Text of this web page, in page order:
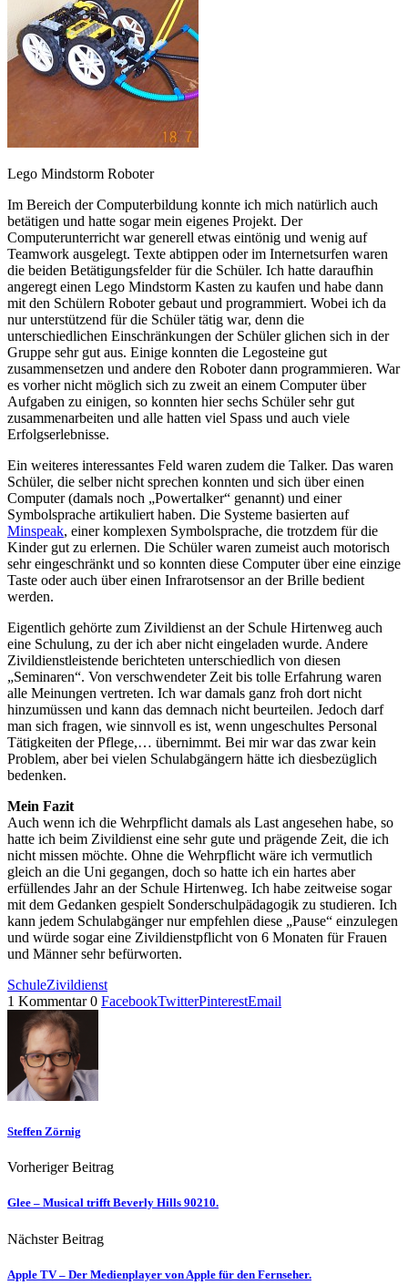
Lego Mindstorm Roboter
Im Bereich der Computerbildung konnte ich mich natürlich auch
betätigen und hatte sogar mein eigenes Projekt. Der
Computerunterricht war generell etwas eintönig und wenig auf
Teamwork ausgelegt. Texte abtippen oder im Internetsurfen waren
die beiden Betätigungsfelder für die Schüler. Ich hatte daraufhin
angeregt einen Lego Mindstorm Kasten zu kaufen und habe dann
mit den Schülern Roboter gebaut und programmiert. Wobei ich da
nur unterstützend für die Schüler tätig war, denn die
unterschiedlichen Einschränkungen der Schüler glichen sich in der
Gruppe sehr gut aus. Einige konnten die Legosteine gut
zusammensetzen und andere den Roboter dann programmieren. War
es vorher nicht möglich sich zu zweit an einem Computer über
Aufgaben zu einigen, so konnten hier sechs Schüler sehr gut
zusammenarbeiten und alle hatten viel Spass und auch viele
Erfolgserlebnisse.
Ein weiteres interessantes Feld waren zudem die Talker. Das waren
Schüler, die selber nicht sprechen konnten und sich über einen
Computer (damals noch „Powertalker“ genannt) und einer
Symbolsprache artikuliert haben. Die Systeme basierten auf
Minspeak, einer komplexen Symbolsprache, die trotzdem für die
Kinder gut zu erlernen. Die Schüler waren zumeist auch motorisch
sehr eingeschränkt und so konnten diese Computer über eine einzige
Taste oder auch über einen Infrarotsensor an der Brille bedient
werden.
Eigentlich gehörte zum Zivildienst an der Schule Hirtenweg auch
eine Schulung, zu der ich aber nicht eingeladen wurde. Andere
Zivildienstleistende berichteten unterschiedlich von diesen
„Seminaren“. Von verschwendeter Zeit bis tolle Erfahrung waren
alle Meinungen vertreten. Ich war damals ganz froh dort nicht
hinzumüssen und kann das demnach nicht beurteilen. Jedoch darf
man sich fragen, wie sinnvoll es ist, wenn ungeschultes Personal
Tätigkeiten der Pflege,… übernimmt. Bei mir war das zwar kein
Problem, aber bei vielen Schulabgängern hätte ich diesbezüglich
bedenken.
Mein Fazit
Auch wenn ich die Wehrpflicht damals als Last angesehen habe, so
hatte ich beim Zivildienst eine sehr gute und prägende Zeit, die ich
nicht missen möchte. Ohne die Wehrpflicht wäre ich vermutlich
gleich an die Uni gegangen, doch so hatte ich ein hartes aber
erfüllendes Jahr an der Schule Hirtenweg. Ich habe zeitweise sogar
mit dem Gedanken gespielt Sonderschulpädagogik zu studieren. Ich
kann jedem Schulabgänger nur empfehlen diese „Pause“ einzulegen
und würde sogar eine Zivildienstpflicht von 6 Monaten für Frauen
und Männer sehr befürworten.
SchuleZivildienst
1 Kommentar 0 FacebookTwitterPinterestEmail
Steffen Zörnig
Vorheriger Beitrag
Glee – Musical trifft Beverly Hills 90210.
Nächster Beitrag
Apple TV – Der Medienplayer von Apple für den Fernseher.